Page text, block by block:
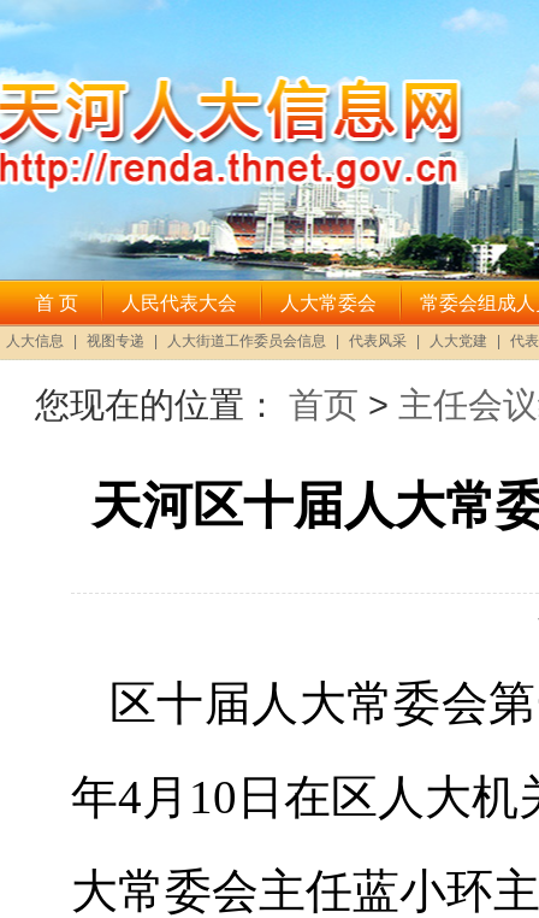
您现在的位置： 首页 > 主任会
天河区十届人大常
区十届人大常委会
年4月 10 日 在区人大机
大常委会主任蓝小环